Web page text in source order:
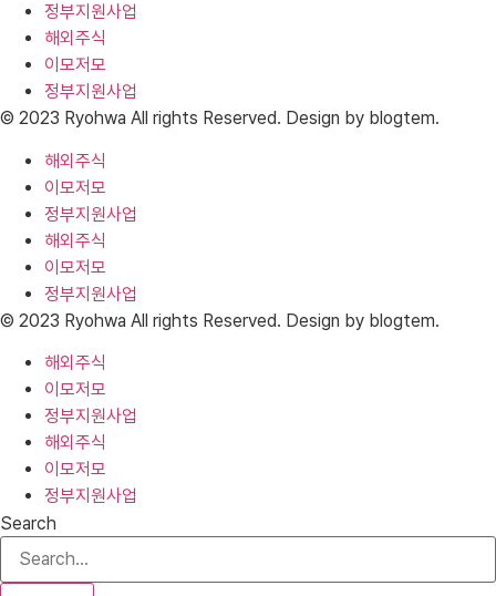
정부지원사업
해외주식
이모저모
정부지원사업
© 2023 Ryohwa All rights Reserved. Design by blogtem.
해외주식
이모저모
정부지원사업
해외주식
이모저모
정부지원사업
© 2023 Ryohwa All rights Reserved. Design by blogtem.
해외주식
이모저모
정부지원사업
해외주식
이모저모
정부지원사업
Search